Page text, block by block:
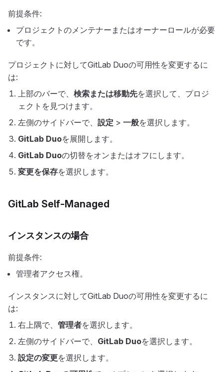
前提条件:
プロジェクトのメンテナーまたはオーナーロールが必要
です。
プロジェクトに対してGitLab Duoの可用性を変更するに
は:
上部のバーで、 検索または移動先を選択して、プロジ
ェクトを見つけます。
左側のサイドバーで、 設定 > 一般を選択します。
GitLab Duoを展開します。
GitLab Duoの切替をオンまたはオフにします。
変更を保存を選択します。
GitLab Self-Managed
インスタンスの場合
前提条件:
管理者アクセス権。
インスタンスに対してGitLab Duoの可用性を変更するに
は:
右上隅で、 管理者を選択します。
左側のサイドバーで、 GitLab Duoを選択します。
設定の変更を選択します。